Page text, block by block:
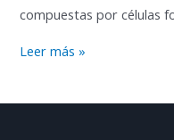
compuestas por células
Tejas
para
Leer más »